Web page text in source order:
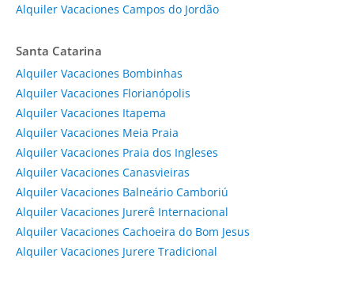
Alquiler Vacaciones Campos do Jordão
Santa Catarina
Alquiler Vacaciones Bombinhas
Alquiler Vacaciones Florianópolis
Alquiler Vacaciones Itapema
Alquiler Vacaciones Meia Praia
Alquiler Vacaciones Praia dos Ingleses
Alquiler Vacaciones Canasvieiras
Alquiler Vacaciones Balneário Camboriú
Alquiler Vacaciones Jurerê Internacional
Alquiler Vacaciones Cachoeira do Bom Jesus
Alquiler Vacaciones Jurere Tradicional